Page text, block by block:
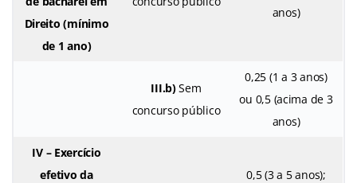
Direito (mínimo
de 1 ano)
anos)
III.b)Sem
concurso público
0,25 (1 a 3 anos)
ou 0,5 (acima de 3
anos)
IV – Exercício
efetivo da
0,5 (3 a 5 anos);